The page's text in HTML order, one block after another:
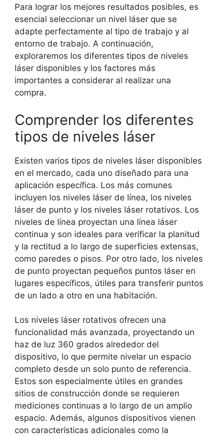
Para lograr los mejores resultados posibles, es
esencial seleccionar un nivel láser que se
adapte perfectamente al tipo de trabajo y al
entorno de trabajo. A continuación,
exploraremos los diferentes tipos de niveles
láser disponibles y los factores más
importantes a considerar al realizar una
compra.
Comprender los diferentes
tipos de niveles láser
Existen varios tipos de niveles láser disponibles
en el mercado, cada uno diseñado para una
aplicación específica. Los más comunes
incluyen los niveles láser de línea, los niveles
láser de punto y los niveles láser rotativos. Los
niveles de línea proyectan una línea láser
continua y son ideales para verificar la planitud
y la rectitud a lo largo de superficies extensas,
como paredes o pisos. Por otro lado, los niveles
de punto proyectan pequeños puntos láser en
lugares específicos, útiles para transferir puntos
de un lado a otro en una habitación.
Los niveles láser rotativos ofrecen una
funcionalidad más avanzada, proyectando un
haz de luz 360 grados alrededor del
dispositivo, lo que permite nivelar un espacio
completo desde un solo punto de referencia.
Estos son especialmente útiles en grandes
sitios de construcción donde se requieren
mediciones continuas a lo largo de un amplio
espacio. Además, algunos dispositivos vienen
con características adicionales como la